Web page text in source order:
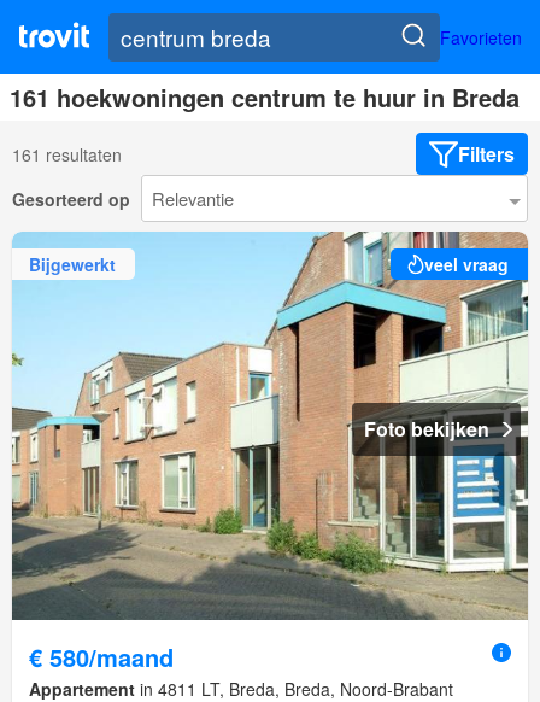
Favorieten
161 hoekwoningen centrum te huur in Breda
161 resultaten Filters
Gesorteerd op
Bijgewerkt veel vraag
Foto bekijken
€ 580/maand
Appartement in 4811 LT, Breda, Breda, Noord-Brabant